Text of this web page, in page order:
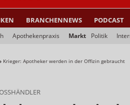
BRANCHENNEWS PODCAST
Apothekenpraxis Markt Politik
Krieger: Apotheker werden in der Offizin gebraucht